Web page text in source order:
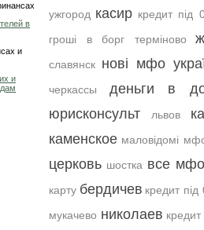
в
и
и
ужгород касир кредит під
гроші в борг терміново
славянск нові мфо
черкассы
деньги в
юрисконсульт
львов
каменское маловідомі
церковь шостка все
карту бердичев кредит під
мукачево николаев